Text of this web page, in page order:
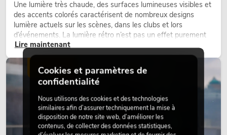
Une lumière très chaude, des surfaces lumineuses visibles et
des accents colorés caractérisent de nombreux designs
lumière actuels sur les scènes, dans les clubs et lors
d’événements. La lumière rétro n’est pas un effet purement
nostalgique, mais un outil de conception utilisé de manière
ciblée : elle crée une atmosphère, donne du caractère aux
scènes et peut rendre les configurations LED techniques plus
émotionnelles.
Lire maintenant
ÉCLAIRAGE
Cookies et paramètres de
confidentialité
Nous utilisons des cookies et des technologies
similaires afin d’assurer techniquement la mise à
disposition de notre site web, d’améliorer les
contenus, de collecter des données statistiques,